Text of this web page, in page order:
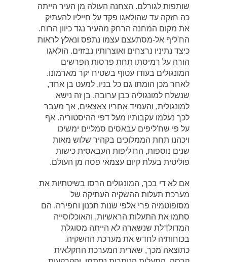
שותפות לגורלם. הצחנה העולה מן העיר הייתה
כה חזקה עד שהולאגו פקד על חייליו להעתיק
את מקום המחנה הרחק מהעיר נגד כיוון הרוח.
הח'ליף אל-מסתעצם עצמו נתפס ונאלץ לראות
כיצד נתיניו נרצחים ואוצרותיו נבזזים. הולאגו
הורה על רמיסתו תחת פרסות הפרשים
המונגולים בעודו עטוף בשטיח יקר מארמונו.
לאחר מכן הומתו גם כל בניו, למעט בן אחד,
שנשלח למונגוליה כבן ערובה. בן זה נישא
למונגולית, והעמיד אחריו צאצאים, אך מעבר
לכך נעלמו עקבותיו מעל דפי ההיסטוריה. אף
על פי שח'ליפים עבאסים סמליים ימשיכו
ויכהנו תחת הממלוכים בקהיר שלוש מאות
שנים נוספות, הח'ליפות העבאסית כישות
פוליטית בעלת קיום עצמאי פסה מן העולם.
אם לא די בכך, המונגולים הרסו בשיטתיות את
מערכת תעלות ההשקיה העתיקה של
מסופוטמיה פרי אלפי שנות תכנון וחפירה. הם
סתמו את התעלות הראשיות, והאוכלוסייה
המדולדלת שנשארה לא הייתה מסוגלת
בכוחותיה לחדש את מערכת ההשקיה.
כתוצאה מכך, שארית המערכת החקלאית